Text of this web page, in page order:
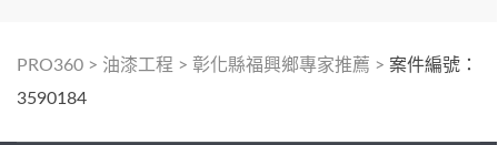
PRO360 > 油漆工程 > 彰化縣福興鄉專家推薦 > 案件編號：
3590184